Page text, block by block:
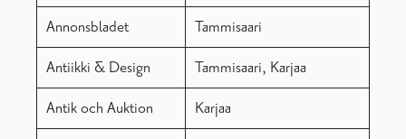
Annonsbladet Tammisaari
Antiikki & Design Tammisaari, Karjaa
Antik och Auktion Karjaa